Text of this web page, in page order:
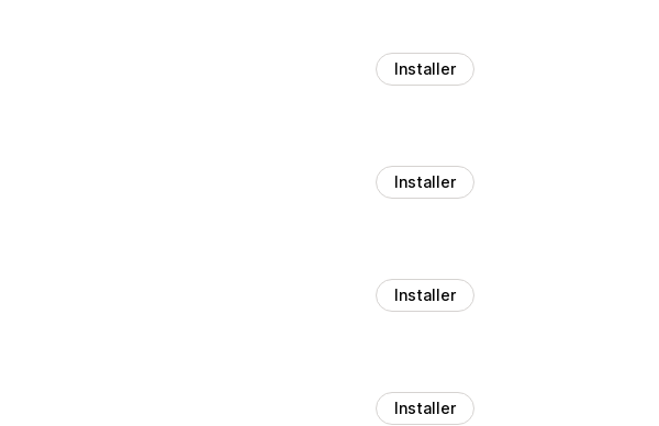
Installer
Installer
Installer
Installer